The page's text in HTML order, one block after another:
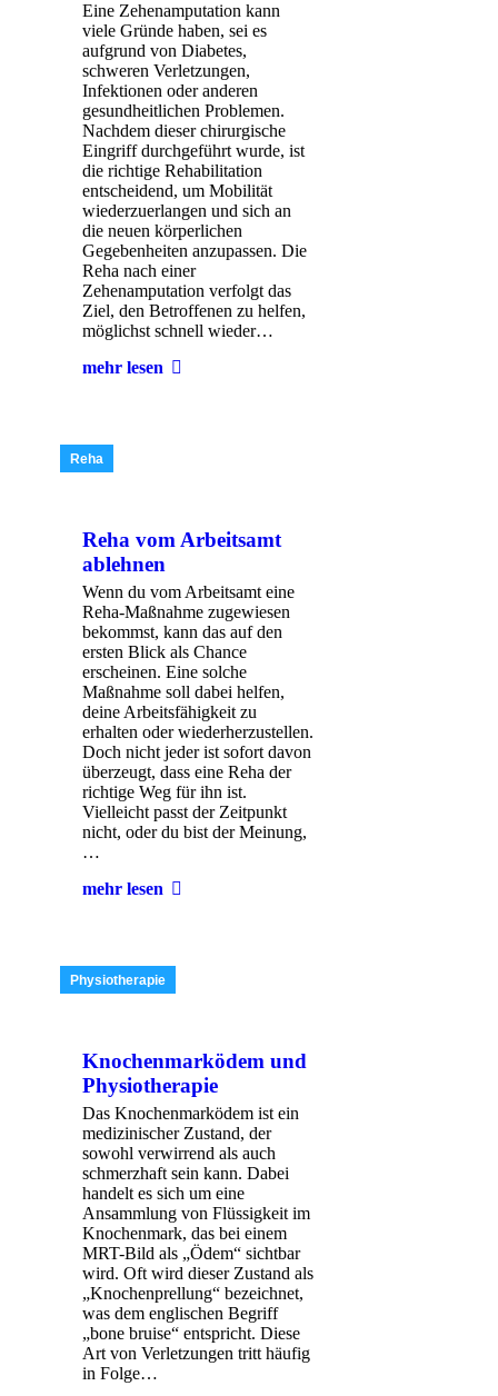
Eine Zehenamputation kann
viele Gründe haben, sei es
aufgrund von Diabetes,
schweren Verletzungen,
Infektionen oder anderen
gesundheitlichen Problemen.
Nachdem dieser chirurgische
Eingriff durchgeführt wurde, ist
die richtige Rehabilitation
entscheidend, um Mobilität
wiederzuerlangen und sich an
die neuen körperlichen
Gegebenheiten anzupassen. Die
Reha nach einer
Zehenamputation verfolgt das
Ziel, den Betroffenen zu helfen,
möglichst schnell wieder…
mehr lesen
Reha
Reha vom Arbeitsamt
ablehnen
Wenn du vom Arbeitsamt eine
Reha-Maßnahme zugewiesen
bekommst, kann das auf den
ersten Blick als Chance
erscheinen. Eine solche
Maßnahme soll dabei helfen,
deine Arbeitsfähigkeit zu
erhalten oder wiederherzustellen.
Doch nicht jeder ist sofort davon
überzeugt, dass eine Reha der
richtige Weg für ihn ist.
Vielleicht passt der Zeitpunkt
nicht, oder du bist der Meinung,
…
mehr lesen
Physiotherapie
Knochenmarködem und
Physiotherapie
Das Knochenmarködem ist ein
medizinischer Zustand, der
sowohl verwirrend als auch
schmerzhaft sein kann. Dabei
handelt es sich um eine
Ansammlung von Flüssigkeit im
Knochenmark, das bei einem
MRT-Bild als „Ödem“ sichtbar
wird. Oft wird dieser Zustand als
„Knochenprellung“ bezeichnet,
was dem englischen Begriff
„bone bruise“ entspricht. Diese
Art von Verletzungen tritt häufig
in Folge…